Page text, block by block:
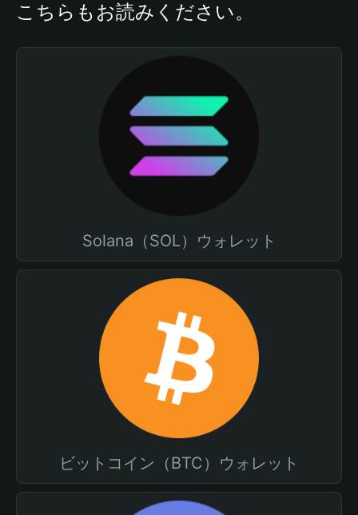
こちらもお読みください。
Solana（SOL）ウォレット
ビットコイン（BTC）ウォレット